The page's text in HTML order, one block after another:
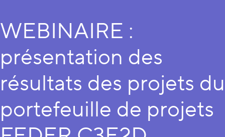
WEBINAIRE :
présentation des
résultats des projets du
portefeuille de projets